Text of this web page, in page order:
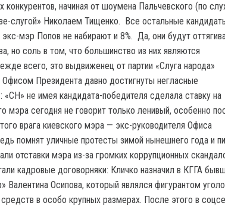
конкурентов, начиная от шоумена Пальчевского (по
слугой» Николаем Тищенко. Все остальные
мэр Попов не набирают и 8%. Да, они будут
но соль в том, что большинство из них являются
всего, это выдвиженец от партии «Слуга народа»
Президента давно достигнуты негласные
не имея кандидата-победителя сделала ставку на
мэра сегодня не говорит только ленивый, особенно
врага киевского мэра — экс-руководителя Офиса
помнят уличные протесты зимой нынешнего года и
отставки мэра из-за громких коррупционных
кадровые договорняки: Кличко назначил в КГГА
Валентина Осипова, который являлся фигурантом
в особо крупных размерах. После этого в